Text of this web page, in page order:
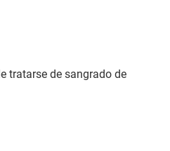
tratarse de sangrado de